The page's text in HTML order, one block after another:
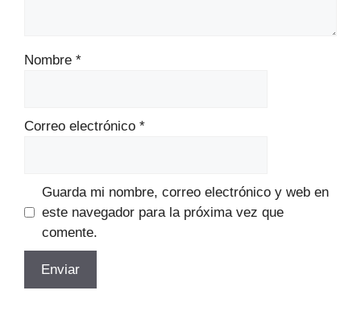
Nombre *
Correo electrónico *
Guarda mi nombre, correo electrónico y web en
este navegador para la próxima vez que
comente.